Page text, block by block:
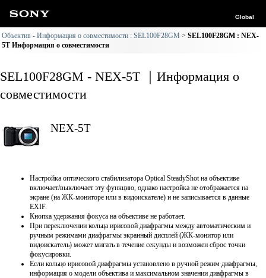
Global
Объектив - Информация о совместимости : SEL100F28GM
SEL100F28GM : NEX-
5T Информация о совместимости
SEL100F28GM - NEX-5T ｜Информация о
совместимости
NEX-5T
Настройка оптического стабилизатора Optical SteadyShot на объективе
включает/выключает эту функцию, однако настройка не отображается на
экране (на ЖК-мониторе или в видоискателе) и не записывается в данные
EXIF.
Кнопка удержания фокуса на объективе не работает.
При переключении кольца ирисовой диафрагмы между автоматическим и
ручным режимами диафрагмы экранный дисплей (ЖК-монитор или
видоискатель) может мигать в течение секунды и возможен сброс точки
фокусировки.
Если кольцо ирисовой диафрагмы установлено в ручной режим диафрагмы,
информация о модели объектива и максимальном значении диафрагмы в